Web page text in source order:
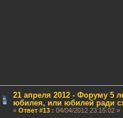
21 апреля 2012 - Форуму 5
юбилея, или юбилей ради
« Ответ #13: 04/04/2012 23:15:02 »